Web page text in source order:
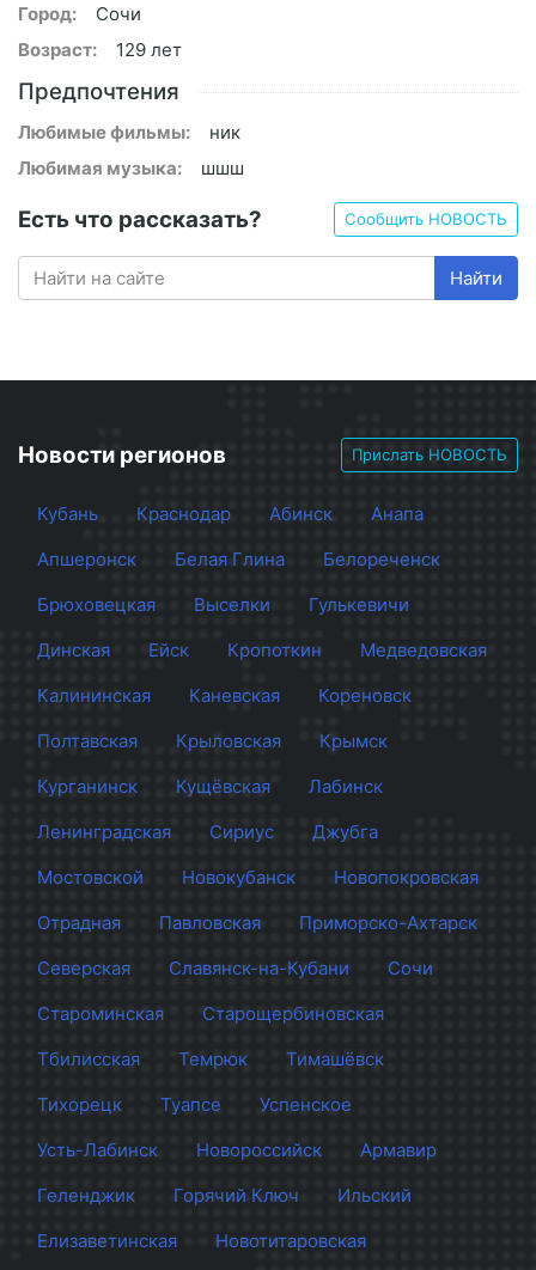
Город:
Сочи
Возраст:
129 лет
Предпочтения
Любимые фильмы:
ник
Любимая музыка:
шшш
Есть что рассказать? Сообщить НОВОСТЬ
Найти
Новости регионов Прислать НОВОСТЬ
Кубань Краснодар Абинск
Анапа
Апшеронск
Белая Глина
Белореченск
Брюховецкая
Выселки
Гулькевичи
Динская
Ейск Кропоткин
Медведовская
Калининская
Каневская
Кореновск
Полтавская
Крыловская
Крымск
Курганинск
Кущёвская
Лабинск
Ленинградская
Сириус
Джубга
Мостовской
Новокубанск
Новопокровская
Отрадная
Павловская
Приморско-Ахтарск
Северская
Славянск-на-Кубани
Сочи
Староминская
Старощербиновская
Тбилисская
Темрюк
Тимашёвск
Тихорецк
Туапсе
Успенское
Усть-Лабинск
Новороссийск
Армавир
Геленджик
Горячий Ключ
Ильский
Елизаветинская
Новотитаровская